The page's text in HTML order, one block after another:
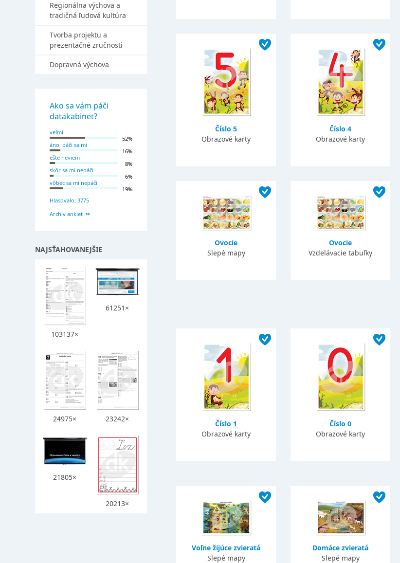
Číslo 5
Obrazové karty
Číslo 4
Obrazové karty
Ovocie
Slepé mapy
Ovocie
Vzdelávacie tabuľky
Číslo 1
Obrazové karty
Číslo 0
Obrazové karty
Voľne žijúce zvieratá
Slepé mapy
Domáce zvieratá
Slepé mapy
Regionálna výchova a
tradičná ľudová kultúra
Tvorba projektu a
prezentačné zručnosti
Dopravná výchova
Ako sa vám páči
datakabinet?
veľmi
52%
áno, páči sa mi
16%
ešte neviem
8%
skôr sa mi nepáči
6%
vôbec sa mi nepáči
19%
Hlasovalo: 3775
Archív ankiet
NAJSŤAHOVANEJŠIE
103137×
61251×
24975× 23242×
21805×
20213×